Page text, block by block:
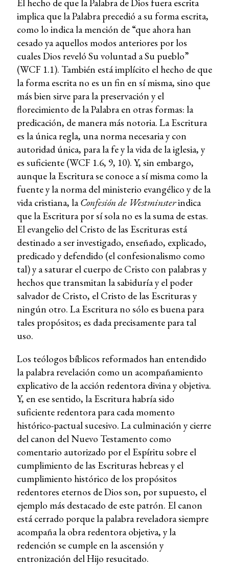
El hecho de que la Palabra de Dios fuera escrita
implica que la Palabra precedió a su forma escrita,
como lo indica la mención de “que ahora han
cesado ya aquellos modos anteriores por los
cuales Dios reveló Su voluntad a Su pueblo”
(WCF 1.1). También está implícito el hecho de que
la forma escrita no es un fin en sí misma, sino que
más bien sirve para la preservación y el
florecimiento de la Palabra en otras formas: la
predicación, de manera más notoria. La Escritura
es la única regla, una norma necesaria y con
autoridad única, para la fe y la vida de la iglesia, y
es suficiente (WCF 1.6, 9, 10). Y, sin embargo,
aunque la Escritura se conoce a sí misma como la
fuente y la norma del ministerio evangélico y de la
vida cristiana, la Confesión de Westminsterindica
que la Escritura por sí sola no es la suma de estas.
El evangelio del Cristo de las Escrituras está
destinado a ser investigado, enseñado, explicado,
predicado y defendido (el confesionalismo como
tal) y a saturar el cuerpo de Cristo con palabras y
hechos que transmitan la sabiduría y el poder
salvador de Cristo, el Cristo de las Escrituras y
ningún otro. La Escritura no sólo es buena para
tales propósitos; es dada precisamente para tal
uso.
Los teólogos bíblicos reformados han entendido
la palabra revelación como un acompañamiento
explicativo de la acción redentora divina y objetiva.
Y, en ese sentido, la Escritura habría sido
suficiente redentora para cada momento
histórico-pactual sucesivo. La culminación y cierre
del canon del Nuevo Testamento como
comentario autorizado por el Espíritu sobre el
cumplimiento de las Escrituras hebreas y el
cumplimiento histórico de los propósitos
redentores eternos de Dios son, por supuesto, el
ejemplo más destacado de este patrón. El canon
está cerrado porque la palabra reveladora siempre
acompaña la obra redentora objetiva, y la
redención se cumple en la ascensión y
entronización del Hijo resucitado.